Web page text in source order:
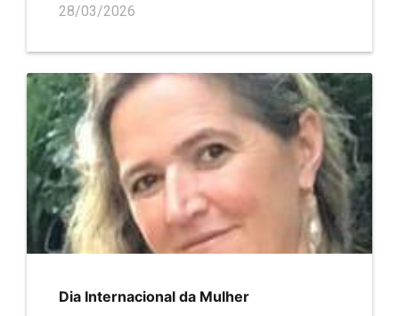
28/03/2026
Dia Internacional da Mulher